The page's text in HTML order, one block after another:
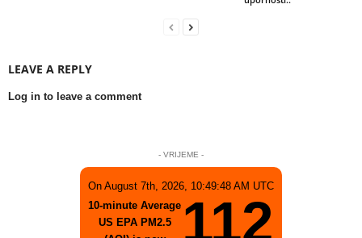
LEAVE A REPLY
Log in to leave a comment
- VRIJEME -
On August 7th, 2026, 10:49:48 AM UTC
10-minute Average
US EPA PM2.5
112